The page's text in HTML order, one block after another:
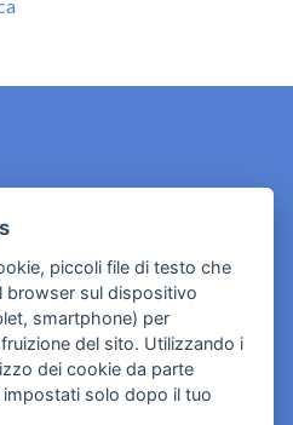
privacypiccoli file di testo che
browser sul dispositivo
smartphone) per
del sito. Utilizzando i
dei cookie da parte
solo dopo il tuo